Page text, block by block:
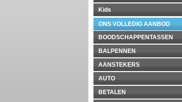
Kids
ONS VOLLEDIG AANBOD
BOODSCHAPPENTASSEN
BALPENNEN
AANSTEKERS
AUTO
BETALEN